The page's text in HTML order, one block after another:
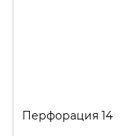
Перфорация 14